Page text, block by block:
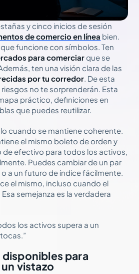
y cinco inicios de sesión
de comercio en línea bien.
funcione con símbolos. Ten
para comerciar que se
ten una visión clara de las
por tu corredor. De esta
no te sorprenderán. Esta
práctico, definiciones en
que puedes reutilizar.
cuando se mantiene coherente.
el mismo boleto de orden y
de efectivo para todos los activos,
Puedes cambiar de un par
a un futuro de índice fácilmente.
el mismo, incluso cuando el
semejanza es la verdadera
los activos supera a un
para
vistazo